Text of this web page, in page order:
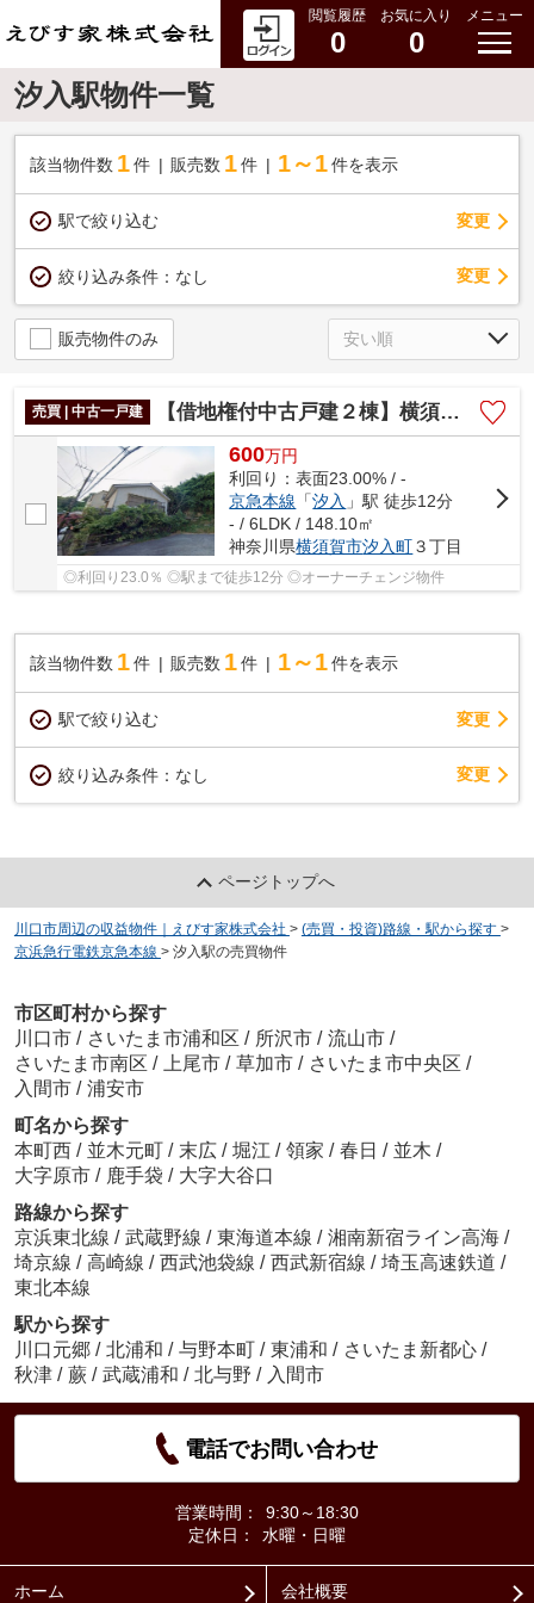
閲覧履歴
0
お気に入り
0
メニュー
汐入駅物件一覧
該当物件数 1件 販売数 1 件 1～1 件を表示
駅で絞り込む 変更
絞り込み条件： なし 変更
販売物件のみ
売買 | 中古一戸建 【借地権付中古戸建２棟】横須賀市汐入町３丁目
600万円
利回り：表面23.00% / -
京急本線 「汐入 」駅 徒歩12分
- / 6LDK / 148.10㎡
神奈川県横須賀市汐入町３丁目
◎利回り23.0％ ◎駅まで徒歩12分 ◎オーナーチェンジ物件
該当物件数 1件 販売数 1 件 1～1 件を表示
駅で絞り込む 変更
絞り込み条件： なし 変更
ページトップへ
川口市周辺の収益物件｜えびす家株式会社 > (売買・投資)路線・駅から探す >
京浜急行電鉄京急本線 > 汐入駅の売買物件
市区町村から探す
川口市 / さいたま市浦和区 / 所沢市 / 流山市 /
さいたま市南区 / 上尾市 / 草加市 / さいたま市中央区 /
入間市 / 浦安市
町名から探す
本町西 / 並木元町 / 末広 / 堀江 / 領家 / 春日 / 並木 /
大字原市 / 鹿手袋 / 大字大谷口
路線から探す
京浜東北線 / 武蔵野線 / 東海道本線 / 湘南新宿ライン高海 /
埼京線 / 高崎線 / 西武池袋線 / 西武新宿線 / 埼玉高速鉄道 /
東北本線
駅から探す
川口元郷 / 北浦和 / 与野本町 / 東浦和 / さいたま新都心 /
秋津 / 蕨 / 武蔵浦和 / 北与野 / 入間市
電話でお問い合わせ
営業時間：
9:30～18:30
定休日：
水曜・日曜
ホーム 会社概要